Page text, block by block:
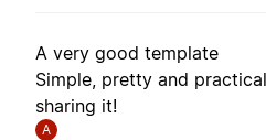
A very good template
Simple, pretty and
sharing it!
A